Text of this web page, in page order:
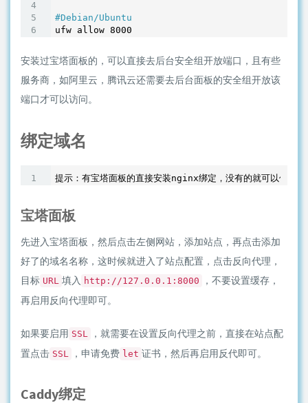
#Debian/Ubuntu
ufw allow 8000
安装过宝塔面板的，可以直接去后台安全组开放端口，且有些
服务商，如阿里云，腾讯云还需要去后台面板的安全组开放该
端口才可以访问。
绑定域名
宝塔面板
先进入宝塔面板，然后点击左侧网站，添加站点，再点击添加
好了的域名名称，这时候就进入了站点配置，点击反向代理，
目标 URL 填入 http://127.0.0.1:8000
，不要设置缓存，
再启用反向代理即可。
如果要启用 SSL
，就需要在设置反向代理之前，直接在站点配
置点击 SSL ，申请免费 let 证书，然后再启用反代即可。
Caddy绑定